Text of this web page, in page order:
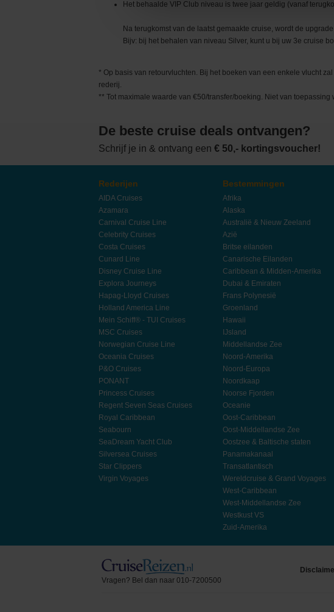
Het behaalde VIP Club niveau is twee jaar geldig (vanaf
Na terugkomst van de laatst gemaakte cruise, wordt de
Bijv: bij het behalen van niveau Silver, kunt u bij uw 3e cruise
* Op basis van retourvluchten. Bij het boeken van een enkele vlucht
rederij.
** Tot maximale waarde van €50/transfer/boeking. Niet van
De beste cruise deals ontvangen?
Schrijf je in & ontvang een € 50,- kortingsvoucher!
Rederijen
AIDA Cruises
Azamara
Carnival Cruise Line
Celebrity Cruises
Costa Cruises
Cunard Line
Disney Cruise Line
Explora Journeys
Hapag-Lloyd Cruises
Holland America Line
Mein Schiff® - TUI Cruises
MSC Cruises
Norwegian Cruise Line
Oceania Cruises
P&O Cruises
PONANT
Princess Cruises
Regent Seven Seas Cruises
Royal Caribbean
Seabourn
SeaDream Yacht Club
Silversea Cruises
Star Clippers
Virgin Voyages
Bestemmingen
Afrika
Alaska
Australië & Nieuw Zeeland
Azië
Britse eilanden
Canarische Eilanden
Caribbean & Midden-Amerika
Dubai & Emiraten
Frans Polynesië
Groenland
Hawaii
IJsland
Middellandse Zee
Noord-Amerika
Noord-Europa
Noordkaap
Noorse Fjorden
Oceanie
Oost-Caribbean
Oost-Middellandse Zee
Oostzee & Baltische staten
Panamakanaal
Transatlantisch
Wereldcruise & Grand Voyages
West-Caribbean
West-Middellandse Zee
Westkust VS
Zuid-Amerika
Vragen? Bel dan naar 010-7200500